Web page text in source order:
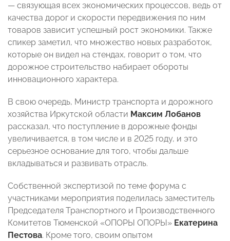
— связующая всех экономических процессов, ведь от
качества дорог и скорости передвижения по ним
товаров зависит успешный рост экономики. Также
спикер заметил, что множество новых разработок,
которые он видел на стендах, говорит о том, что
дорожное строительство набирает обороты
инновационного характера.
В свою очередь, Министр транспорта и дорожного
хозяйства Иркутской области Максим Лобанов
рассказал, что поступление в дорожные фонды
увеличивается, в том числе и в 2025 году, и это
серьезное основание для того, чтобы дальше
вкладываться и развивать отрасль.
Собственной экспертизой по теме форума с
участниками мероприятия поделилась заместитель
Председателя Транспортного и Производственного
Комитетов Тюменской «ОПОРЫ ОПОРЫ» Екатерина
Пестова. Кроме того, своим опытом